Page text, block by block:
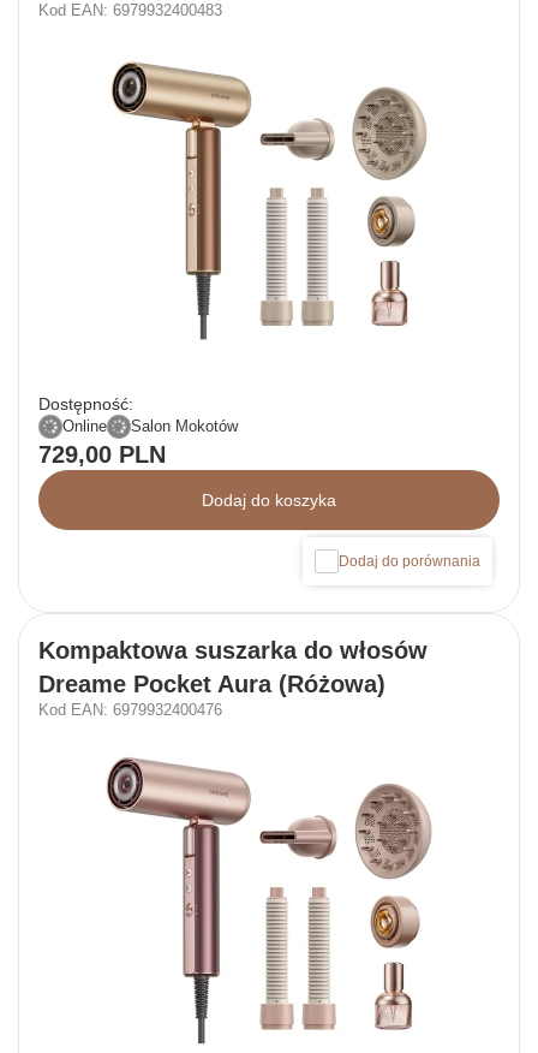
Kod EAN: 6979932400483
Dostępność:
Online Salon Mokotów
729,00 PLN
Dodaj do koszyka
Dodaj do porównania
Kompaktowa suszarka do włosów
Dreame Pocket Aura (Różowa)
Kod EAN: 6979932400476